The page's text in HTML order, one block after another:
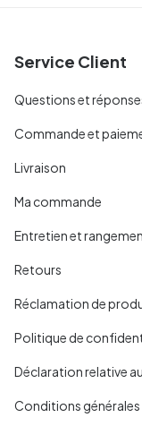
Service Client
Questions et
Commande et
Livraison
Ma commande
Entretien et
Retours
Réclamation de
Politique de
Déclaration relative
Conditions générales